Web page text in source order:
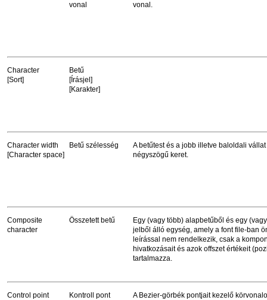
vonal
vonal.
Character
[Sort]
Betű
[Írásjel]
[Karakter]
Character width
[Character space]
Betű szélesség
A betűtest és a jobb illetve baloldali
négyszögű keret.
Composite
character
Összetett betű
Egy (vagy több) alapbetűből és egy
jelből álló egység, amely a font file-ban
leírással nem rendelkezik, csak a
hivatkozásait és azok offszet értékeit
tartalmazza.
Control point
Kontroll pont
A Bezier-görbék pontjait kezelő